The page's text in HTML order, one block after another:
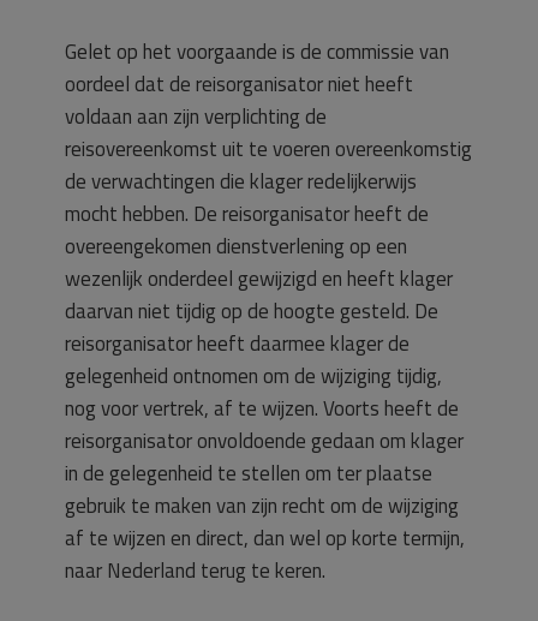
Gelet op het voorgaande is de commissie van
oordeel dat de reisorganisator niet heeft
voldaan aan zijn verplichting de
reisovereenkomst uit te voeren overeenkomstig
de verwachtingen die klager redelijkerwijs
mocht hebben. De reisorganisator heeft de
overeengekomen dienstverlening op een
wezenlijk onderdeel gewijzigd en heeft klager
daarvan niet tijdig op de hoogte gesteld. De
reisorganisator heeft daarmee klager de
gelegenheid ontnomen om de wijziging tijdig,
nog voor vertrek, af te wijzen. Voorts heeft de
reisorganisator onvoldoende gedaan om klager
in de gelegenheid te stellen om ter plaatse
gebruik te maken van zijn recht om de wijziging
af te wijzen en direct, dan wel op korte termijn,
naar Nederland terug te keren.